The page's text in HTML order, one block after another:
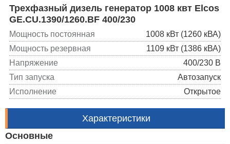
Трехфазный дизель генератор 1008 квт Elcos
GE.CU.1390/1260.BF 400/230
Мощность постоянная
1008 кВт (1260 кВА)
Мощность резервная
1109 кВт (1386 кВА)
Напряжение
400/230 В
Тип запуска
Автозапуск
Исполнение
Открытое
Характеристики
Основные